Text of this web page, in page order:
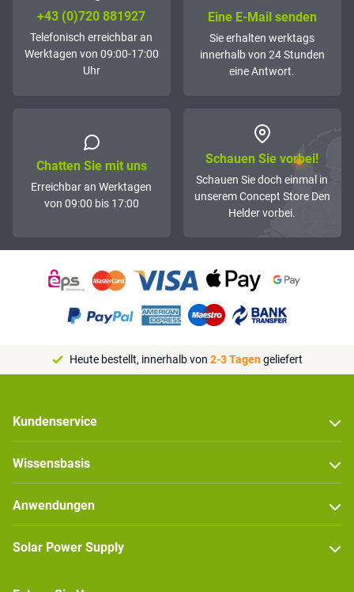
+43 (0)72­0 881927
Telefonisch erreichbar an
Werktagen von 09:00-17:00
Uhr
Eine E-Mail senden
Sie erhalten werktags
innerhalb von 24 Stunden
eine Antwort.
Chatten Sie mit uns
Erreichbar an Werktagen
von 09:00 bis 17:00
Schauen Sie vorbei!
Schauen Sie doch einmal in
unserem Concept Store Den
Helder vorbei.
Heute bestellt, innerhalb von 2-3 Tagengeliefert
Kundenservice
Wissensbasis
Anwendungen
Solar Power Supply